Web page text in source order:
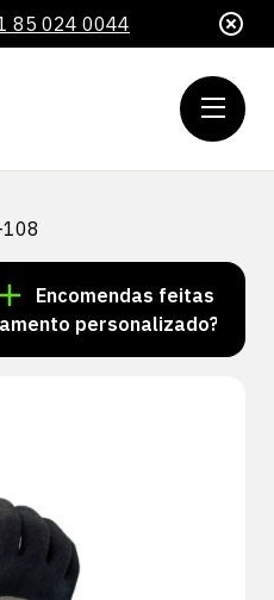
85 024 0044
108
Encomendas feitas até às
personalizado? Ligue